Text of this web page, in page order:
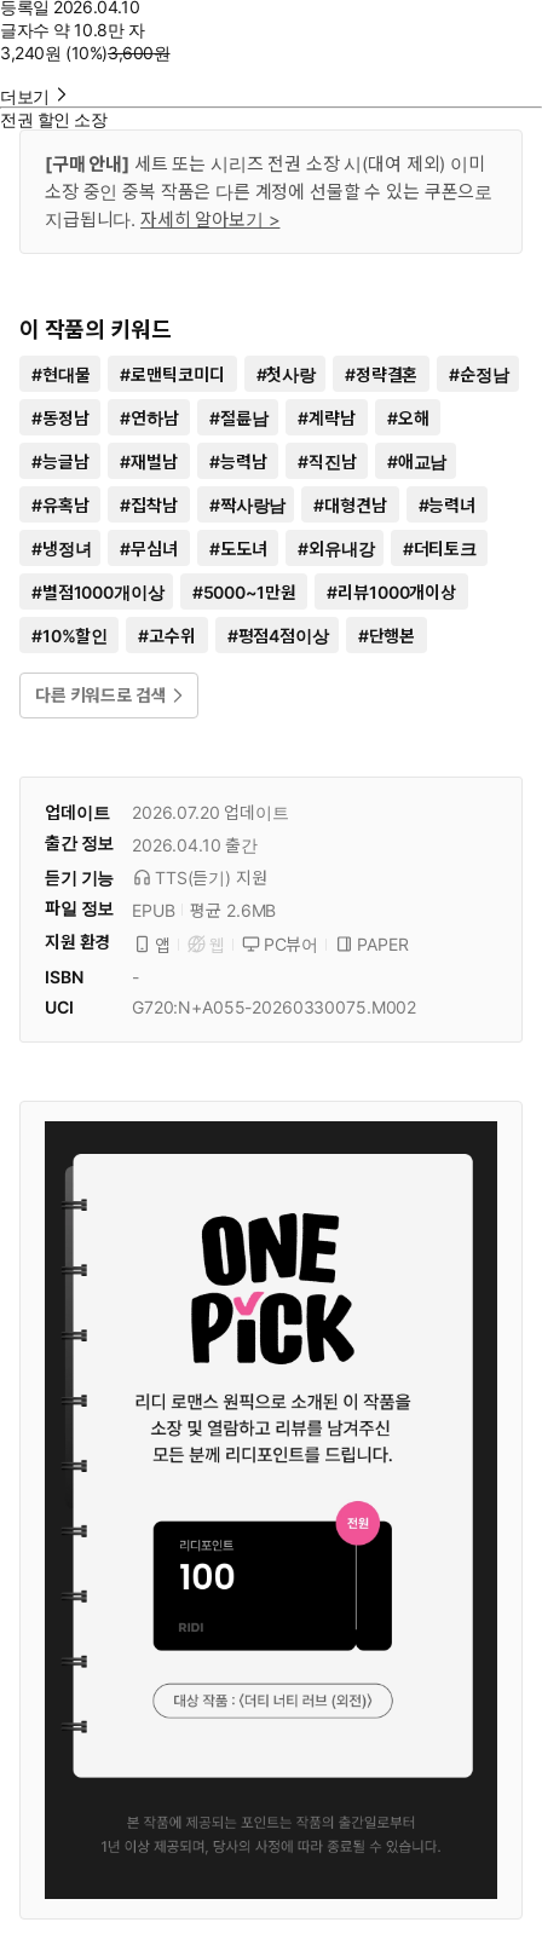
등록일 2026.04.10
글자수 약 10.8만 자
3,240원 (10%)3,600원
더보기
전권 할인 소장
[구매 안내] 세트 또는 시리즈 전권 소장 시(대여 제외) 이미
소장 중인 중복 작품은 다른 계정에 선물할 수 있는 쿠폰으로
지급됩니다. 자세히 알아보기 >
이 작품의 키워드
#현대물 #로맨틱코미디 #첫사랑 #정략결혼 #순정남
#동정남 #연하남 #절륜남 #계략남 #오해
#능글남 #재벌남 #능력남 #직진남 #애교남
#유혹남 #집착남 #짝사랑남 #대형견남 #능력녀
#냉정녀 #무심녀 #도도녀 #외유내강 #더티토크
#별점1000개이상 #5000~1만원 #리뷰1000개이상
#10%할인 #고수위 #평점4점이상 #단행본
다른 키워드로 검색
업데이트 2026.07.20 업데이트
출간 정보
2026.04.10 출간
듣기 기능
TTS(듣기) 지원
파일 정보
EPUB
평균 2.6MB
지원 환경
앱 웹 PC뷰어
PAPER
ISBN
-
UCI
G720:N+A055-20260330075.M002